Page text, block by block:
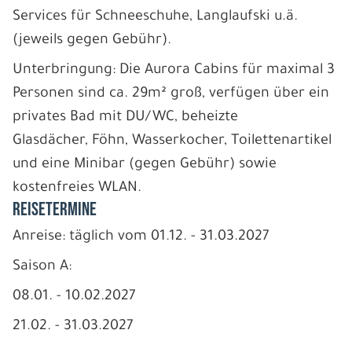
Services für Schneeschuhe, Langlaufski u.ä.
(jeweils gegen Gebühr).
Unterbringung: Die Aurora Cabins für maximal 3
Personen sind ca. 29m² groß, verfügen über ein
privates Bad mit DU/WC, beheizte
Glasdächer, Föhn, Wasserkocher, Toilettenartikel
und eine Minibar (gegen Gebühr) sowie
kostenfreies WLAN.
REISETERMINE
Anreise: täglich vom 01.12. - 31.03.2027
Saison A:
08.01. - 10.02.2027
21.02. - 31.03.2027